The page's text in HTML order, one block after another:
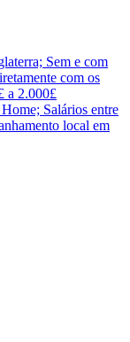
Sem e com
com os
a 2.000£
Salários entre
local em